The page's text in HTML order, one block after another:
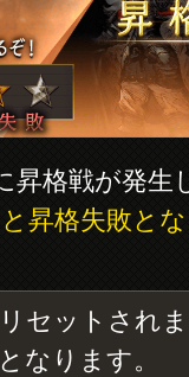
昇格戦が発生
昇格失敗と
セットされ
なります。